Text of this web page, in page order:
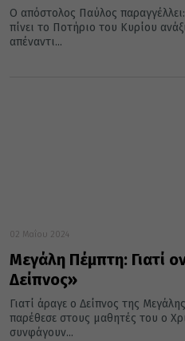
Ο απόστολος Παύλος
πίνει το Ποτήριο του Κυρίου
απέναντι...
02 Μαΐου 2024
Μεγάλη Πέμπτη: Γιατί
Δείπνος»
Γιατί άραγε ο Δείπνος της
παρέθεσε στους μαθητές του ο
συνφάγουν...